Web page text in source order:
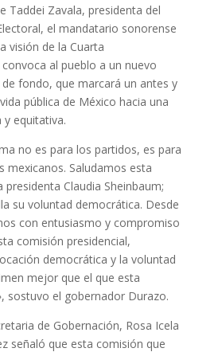
Taddei Zavala, presidenta del
el mandatario sonorense
visión de la Cuarta
al pueblo a un nuevo
fondo, que marcará un antes y
pública de México hacia una
y equitativa.
no es para los partidos, es para
mexicanos. Saludamos esta
Claudia Sheinbaum;
su voluntad democrática. Desde
con entusiasmo y compromiso
comisión presidencial,
democrática y la voluntad
mejor que el que esta
sostuvo el gobernador Durazo.
de Gobernación, Rosa Icela
señaló que esta comisión que